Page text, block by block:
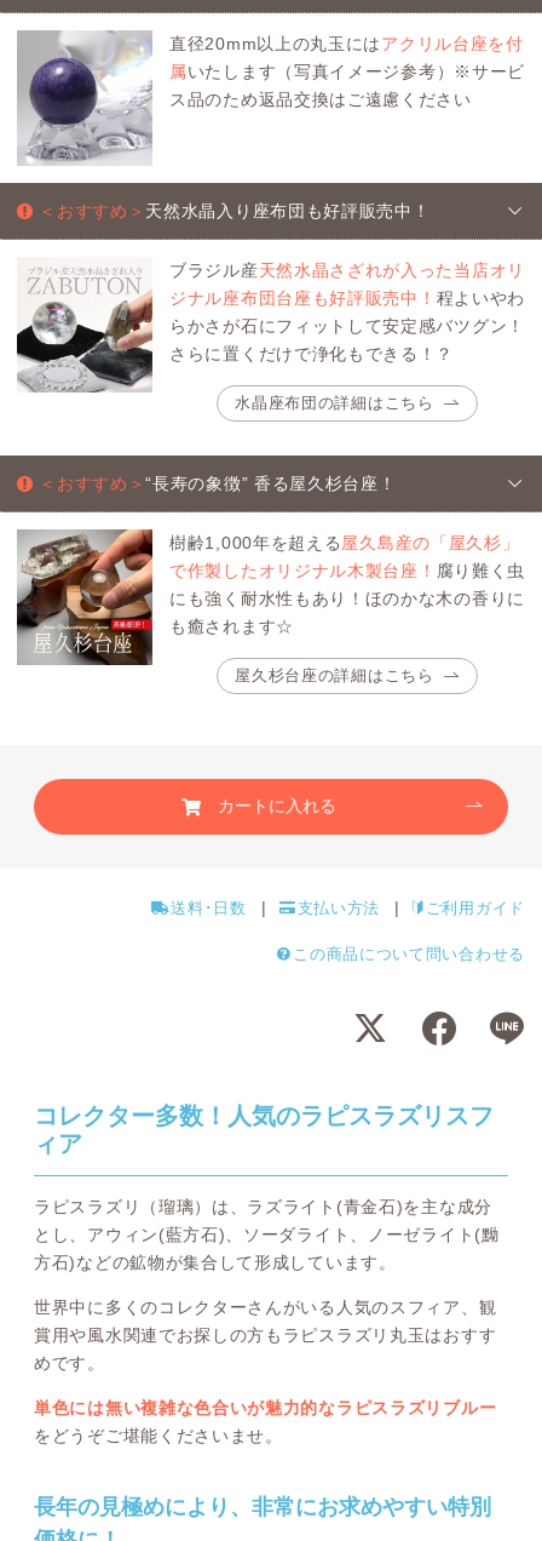
直径20mm以上の丸玉にはアクリル台座を付
属いたします（写真イメージ参考）※サービ
ス品のため返品交換はご遠慮ください
＜おすすめ＞ 天然水晶入り座布団も好評販売中！
ブラジル産天然水晶さざれが入った当店オリ
ジナル座布団台座も好評販売中！ 程よいやわ
らかさが石にフィットして安定感バツグン！
さらに置くだけで浄化もできる！？
水晶座布団の詳細はこちら
＜おすすめ＞“長寿の象徴” 香る屋久杉台座！
樹齢1,000年を超える 屋久島産の「屋久杉」
で作製したオリジナル木製台座！ 腐り難く虫
にも強く耐水性もあり！ほのかな木の香りに
も癒されます☆
屋久杉台座の詳細はこちら
カートに入れる
送料･日数 支払い方法 ご利用ガイド
この商品について問い合わせる
コレクター多数！人気のラピスラズリスフ
ィア
ラピスラズリ（瑠璃）は、ラズライト(青金石)を主な成分
とし、アウィン(藍方石)、ソーダライト、ノーゼライト(黝
方石)などの鉱物が集合して形成しています。
世界中に多くのコレクターさんがいる人気のスフィア、観
賞用や風水関連でお探しの方もラピスラズリ丸玉はおすす
めです。
単色には無い複雑な色合いが魅力的なラピスラズリブルー
をどうぞご堪能くださいませ。
長年の見極めにより、非常にお求めやすい特別